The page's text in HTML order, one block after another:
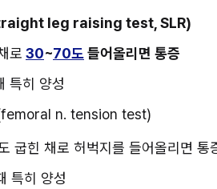
leg raising test, SLR)
로 30~70도 들어올리면 통증
특히 양성
n. tension test)
굽힌 채로 허벅지를 들어올리면 통
특히 양성